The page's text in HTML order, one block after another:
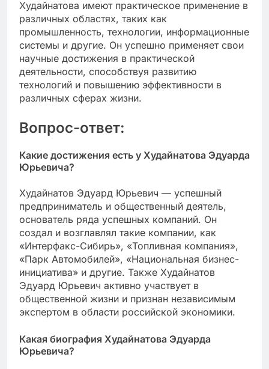
Худайнатова имеют практическое применение в
различных областях, таких как
промышленность, технологии, информационные
системы и другие. Он успешно применяет свои
научные достижения в практической
деятельности, способствуя развитию
технологий и повышению эффективности в
различных сферах жизни.
Вопрос-ответ:
Какие достижения есть у Худайнатова Эдуарда
Юрьевича?
Худайнатов Эдуард Юрьевич — успешный
предприниматель и общественный деятель,
основатель ряда успешных компаний. Он
создал и возглавлял такие компании, как
«Интерфакс-Сибирь», «Топливная компания»,
«Парк Автомобилей», «Национальная бизнес-
инициатива» и другие. Также Худайнатов
Эдуард Юрьевич активно участвует в
общественной жизни и признан независимым
экспертом в области российской экономики.
Какая биография Худайнатова Эдуарда
Юрьевича?